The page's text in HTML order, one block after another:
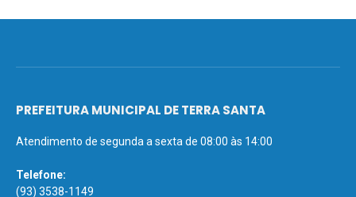
PREFEITURA MUNICIPAL DE TERRA SANTA
Atendimento de segunda a sexta de 08:00 às 14:00
Telefone:
(93) 3538-1149